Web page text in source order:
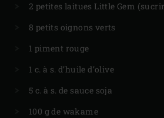
2 petites laitues Little Gem
8 petits oignons verts
1 piment rouge
1 c. à s. d’huile d’olive
5 c. à s. de sauce soja
100 g de wakame